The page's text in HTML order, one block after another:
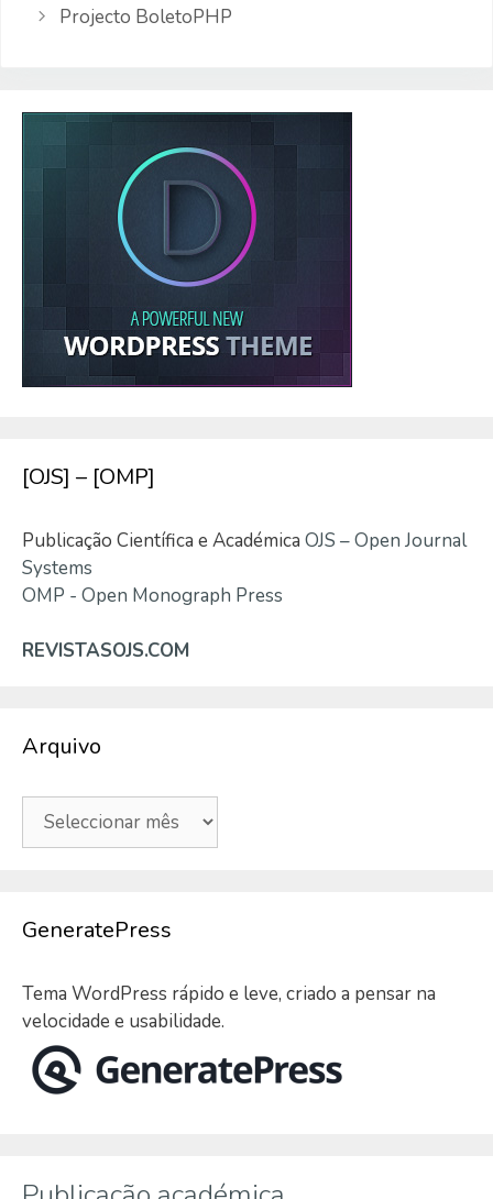
Projecto BoletoPHP
[OJS] – [OMP]
Publicação Científica e Académica OJS – Open Journal
Systems
OMP - Open Monograph Press
REVISTASOJS.COM
Arquivo
Arquivo
GeneratePress
Tema WordPress rápido e leve, criado a pensar na
velocidade e usabilidade.